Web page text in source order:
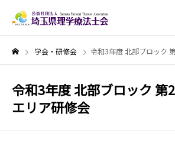
学会・研修会 令和3年度 北部ブロック 第2回
令和3年度 北部ブロック 第
エリア研修会